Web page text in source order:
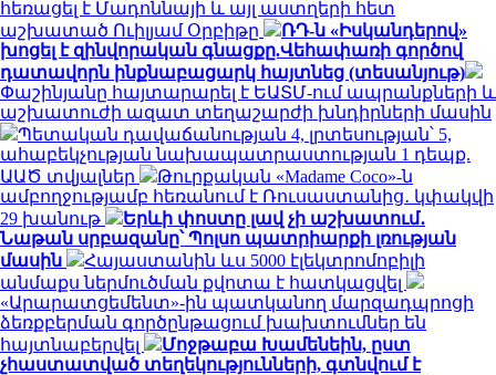
հեռացել է Մադոննայի և այլ աստղերի հետ
աշխատած Ուիլյամ Օրբիթը
ՌԴ-ն «Իսկանդերով»
խոցել է զինվորական գնացքը.Վեհափառի գործով
դատավորն ինքնաբացարկ հայտնեց (տեսանյութ)
Փաշինյանը հայտարարել է ԵԱՏՄ-ում ապրանքների և
աշխատուժի ազատ տեղաշարժի խնդիրների մասին
Պետական դավաճանության 4, լրտեսության՝ 5,
ահաբեկչության նախապատրաստության 1 դեպք.
ԱԱԾ տվյալներ
Թուրքական «Madame Coco»-ն
ամբողջությամբ հեռանում է Ռուսաստանից․ կփակվի
29 խանութ
Երևի փոստը լավ չի աշխատում․
Նաթան սրբազանը՝ Պոլսո պատրիարքի լռության
մասին
Հայաստանին ևս 5000 էլեկտրոմոբիլի
անմաքս ներմուծման քվոտա է հատկացվել
«Արարատցեմենտ»-ին պատկանող մարզադպրոցի
ձեռքբերման գործընթացում խախտումներ են
հայտնաբերվել
Մոջթաբա Խամենեին, ըստ
չհաստատված տեղեկությունների, գտնվում է